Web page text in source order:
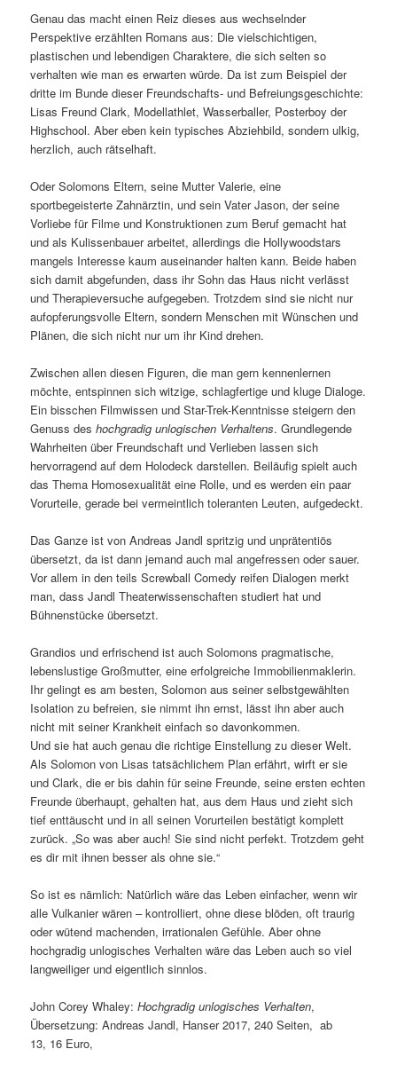
Genau das macht einen Reiz dieses aus wechselnder
Perspektive erzählten Romans aus: Die vielschichtigen,
plastischen und lebendigen Charaktere, die sich selten so
verhalten wie man es erwarten würde. Da ist zum Beispiel der
dritte im Bunde dieser Freundschafts- und Befreiungsgeschichte:
Lisas Freund Clark, Modellathlet, Wasserballer, Posterboy der
Highschool. Aber eben kein typisches Abziehbild, sondern ulkig,
herzlich, auch rätselhaft.
Oder Solomons Eltern, seine Mutter Valerie, eine
sportbegeisterte Zahnärztin, und sein Vater Jason, der seine
Vorliebe für Filme und Konstruktionen zum Beruf gemacht hat
und als Kulissenbauer arbeitet, allerdings die Hollywoodstars
mangels Interesse kaum auseinander halten kann. Beide haben
sich damit abgefunden, dass ihr Sohn das Haus nicht verlässt
und Therapieversuche aufgegeben. Trotzdem sind sie nicht nur
aufopferungsvolle Eltern, sondern Menschen mit Wünschen und
Plänen, die sich nicht nur um ihr Kind drehen.
Zwischen allen diesen Figuren, die man gern kennenlernen
möchte, entspinnen sich witzige, schlagfertige und kluge Dialoge.
Ein bisschen Filmwissen und Star-Trek-Kenntnisse steigern den
Genuss deshochgradig unlogischen Verhaltens. Grundlegende
Wahrheiten über Freundschaft und Verlieben lassen sich
hervorragend auf dem Holodeck darstellen. Beiläufig spielt auch
das Thema Homosexualität eine Rolle, und es werden ein paar
Vorurteile, gerade bei vermeintlich toleranten Leuten, aufgedeckt.
Das Ganze ist von Andreas Jandl spritzig und unprätentiös
übersetzt, da ist dann jemand auch mal angefressen oder sauer.
Vor allem in den teils Screwball Comedy reifen Dialogen merkt
man, dass Jandl Theaterwissenschaften studiert hat und
Bühnenstücke übersetzt.
Grandios und erfrischend ist auch Solomons pragmatische,
lebenslustige Großmutter, eine erfolgreiche Immobilienmaklerin.
Ihr gelingt es am besten, Solomon aus seiner selbstgewählten
Isolation zu befreien, sie nimmt ihn ernst, lässt ihn aber auch
nicht mit seiner Krankheit einfach so davonkommen.
Und sie hat auch genau die richtige Einstellung zu dieser Welt.
Als Solomon von Lisas tatsächlichem Plan erfährt, wirft er sie
und Clark, die er bis dahin für seine Freunde, seine ersten echten
Freunde überhaupt, gehalten hat, aus dem Haus und zieht sich
tief enttäuscht und in all seinen Vorurteilen bestätigt komplett
zurück. „So was aber auch! Sie sind nicht perfekt. Trotzdem geht
es dir mit ihnen besser als ohne sie.“
So ist es nämlich: Natürlich wäre das Leben einfacher, wenn wir
alle Vulkanier wären – kontrolliert, ohne diese blöden, oft traurig
oder wütend machenden, irrationalen Gefühle. Aber ohne
hochgradig unlogisches Verhalten wäre das Leben auch so viel
langweiliger und eigentlich sinnlos.
John Corey Whaley:Hochgradig unlogisches Verhalten,
Übersetzung: Andreas Jandl, Hanser 2017, 240 Seiten, ab
13, 16 Euro,